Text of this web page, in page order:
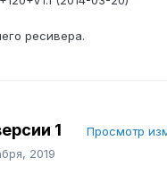
ресивера.
1
Просмотр
2019